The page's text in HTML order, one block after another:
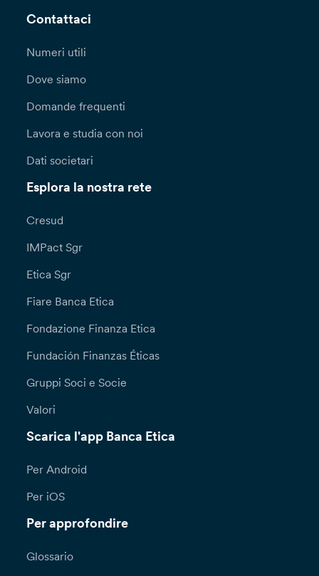
alternativa potrà essere valutata la sussistenza
del GDPR.
Potrai esercitare in ogni momento i diritti a te
Regolamento (UE) 2016/679 (diritto di accesso,
trattamento, di notifica, portabilità dei dati,
opposizione, di non essere sottoposto a una
automatizzato, compresa la profilazione)
Popolare Etica Società cooperativa per azioni,
nonché per ricevere ulteriori informazioni con
riguardo al trattamento dei tuoi dati personali,
Dipendenze, oppure inoltrare richiesta scritta
Banca, alla sezione “Privacy e cookie policy”
Protezione dei Dati (Data Protection Officer):
DPO@bancaetica.com.
Qualora lamenti una violazione nel trattamento
l’indebito inserimento dei tuoi dati personali
puoi presentare formale reclamo all’Ufficio
Tommaseo, 7 ­ 35131 Padova –
termine per la risposta a seguito di una tua
Contattaci
Numeri utili
Dove siamo
Domande frequenti
Lavora e studia con noi
Dati societari
Esplora la nostra rete
Cresud
IMPact Sgr
Etica Sgr
Fiare Banca Etica
Fondazione Finanza Etica
Fundación Finanzas Éticas
Gruppi Soci e Socie
Valori
Scarica l'app Banca Etica
Per Android
Per iOS
Per approfondire
Glossario